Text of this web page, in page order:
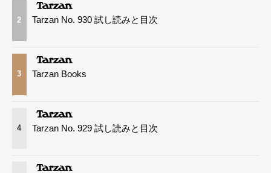
2 Tarzan No. 930 試し読みと目次
3 Tarzan Books
4 Tarzan No. 929 試し読みと目次